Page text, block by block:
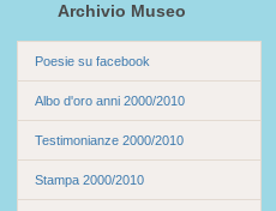
Archivio Museo
Poesie su facebook
Albo d'oro anni 2000/2010
Testimonianze 2000/2010
Stampa 2000/2010